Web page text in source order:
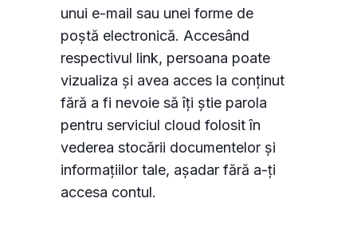
unui e-mail sau unei forme de
poștă electronică. Accesând
respectivul link, persoana poate
vizualiza și avea acces la conținut
fără a fi nevoie să îți știe parola
pentru serviciul cloud folosit în
vederea stocării documentelor și
informațiilor tale, așadar fără a-ți
accesa contul.